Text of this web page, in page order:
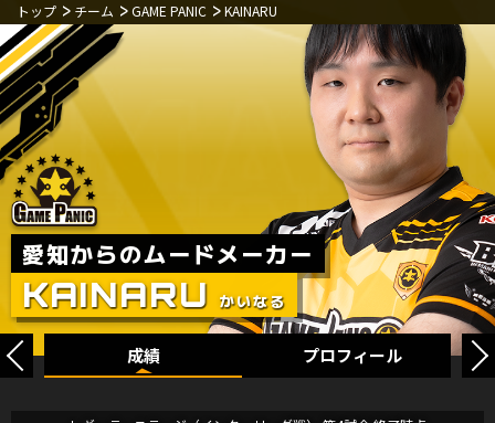
3月21日(火･祝)
トップ チーム GAME PANIC KAINARU
成績 プロフィール